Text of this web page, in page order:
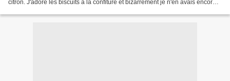
citron. J'adore les biscuits à la confiture et bizarrement je n'en avais encore